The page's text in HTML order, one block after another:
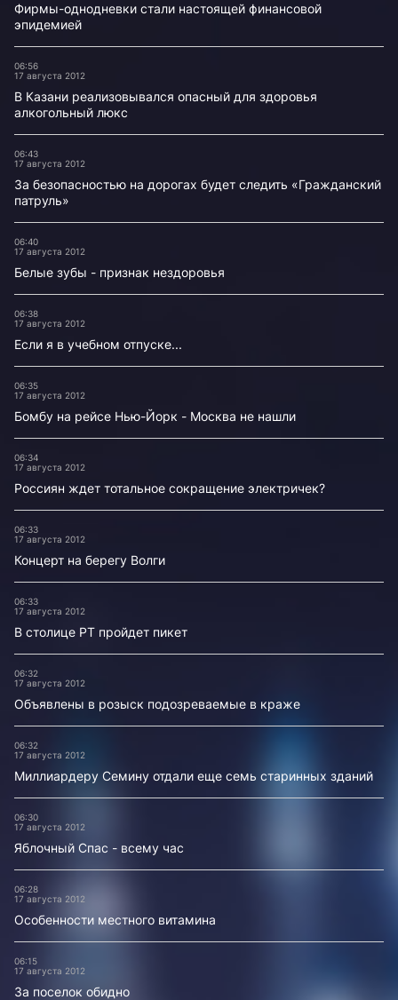
Фирмы-однодневки стали настоящей финансовой
эпидемией
06:56
17 августа 2012
В Казани реализовывался опасный для здоровья
алкогольный люкс
06:43
17 августа 2012
За безопасностью на дорогах будет следить «Гражданский
патруль»
06:40
17 августа 2012
Белые зубы - признак нездоровья
06:38
17 августа 2012
Если я в учебном отпуске...
06:35
17 августа 2012
Бомбу на рейсе Нью-Йорк - Москва не нашли
06:34
17 августа 2012
Россиян ждет тотальное сокращение электричек?
06:33
17 августа 2012
Концерт на берегу Волги
06:33
17 августа 2012
В столице РТ пройдет пикет
06:32
17 августа 2012
Объявлены в розыск подозреваемые в краже
06:32
17 августа 2012
Миллиардеру Семину отдали еще семь старинных зданий
06:30
17 августа 2012
Яблочный Спас - всему час
06:28
17 августа 2012
Особенности местного витамина
06:15
17 августа 2012
За поселок обидно